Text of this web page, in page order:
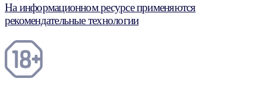
На информационном ресурсе применяются
рекомендательные технологии